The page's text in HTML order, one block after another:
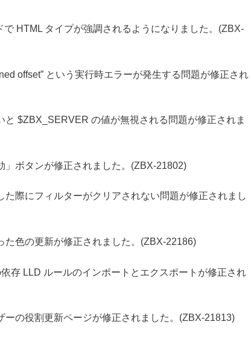
HTML タイプが強調されるようになりました。(ZBX-
offset” という実行時エラーが発生する問題が修正され
$ZBX_SERVER の値が無視される問題が修正されま
ボタンが修正されました。(ZBX-21802)
際にフィルターがクリアされない問題が修正されまし
色の更新が修正されました。(ZBX-22186)
存 LLD ルールのインポートとエクスポートが修正され
の役割更新ページが修正されました。(ZBX-21813)